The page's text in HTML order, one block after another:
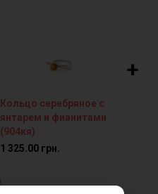
Кольцо серебряное с
янтарем и фианитами
(904кя)
1 325.00 грн.
+